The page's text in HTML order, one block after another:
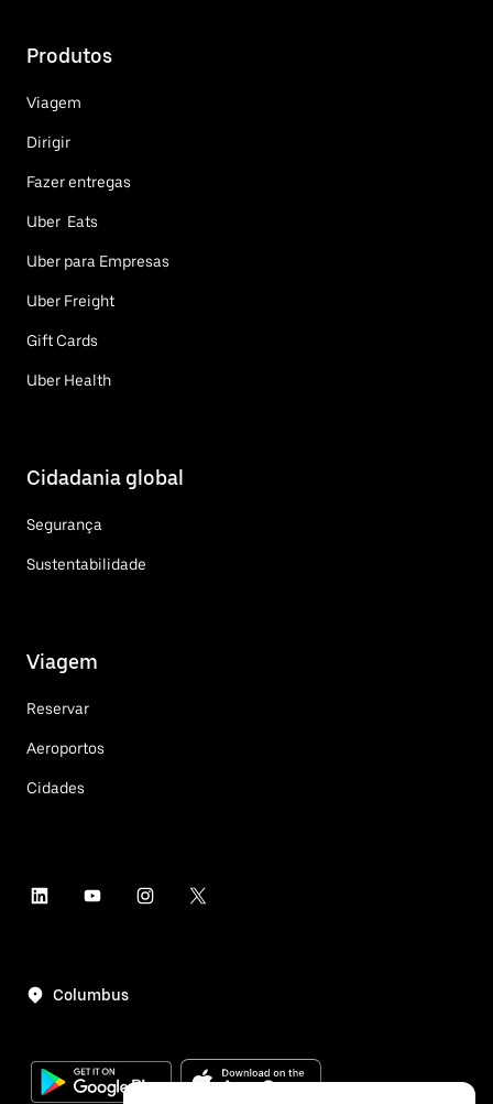
Produtos
Viagem
Dirigir
Fazer entregas
Uber Eats
Uber para Empresas
Uber Freight
Gift Cards
Uber Health
Cidadania global
Segurança
Sustentabilidade
Viagem
Reservar
Aeroportos
Cidades
Columbus